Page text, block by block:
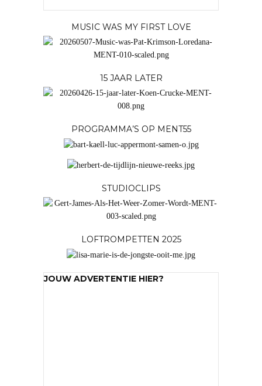
MUSIC WAS MY FIRST LOVE
15 JAAR LATER
PROGRAMMA’S OP MENT55
STUDIOCLIPS
LOFTROMPETTEN 2025
JOUW ADVERTENTIE HIER?